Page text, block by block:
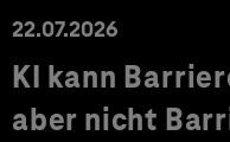
22.07.2026
KI kann
aber nicht